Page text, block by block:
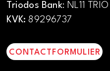
Triodos Bank: NL11
KVK: 89296737
CONTACTFORMULIER